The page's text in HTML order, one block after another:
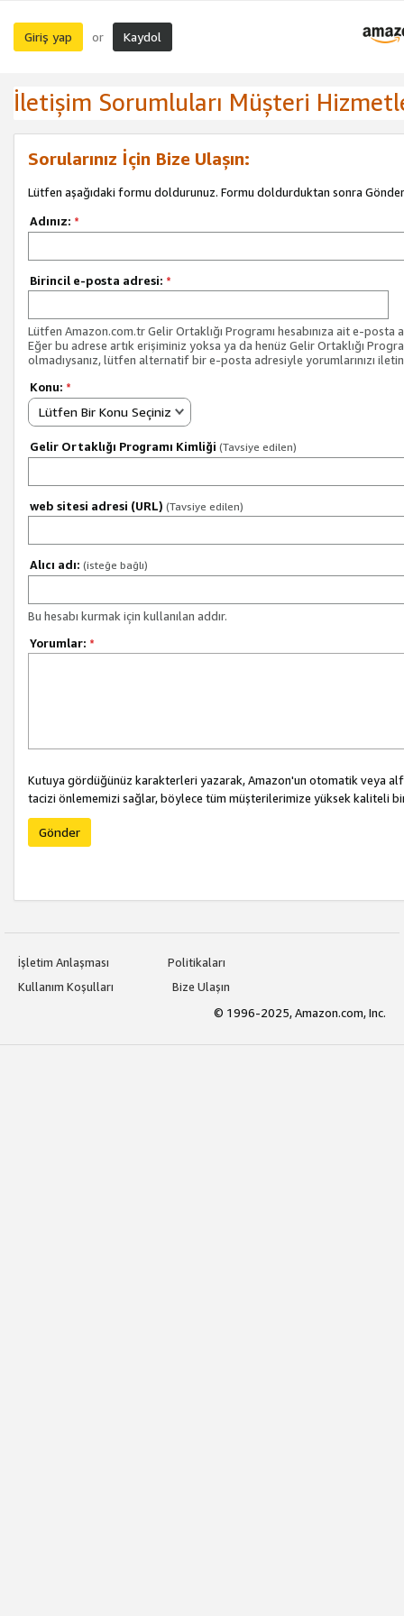
Giriş yap or Kaydol
İletişim Sorumluları Müşteri
Sorularınız İçin Bize Ulaşın:
Lütfen aşağıdaki formu doldurunuz. Formu doldurduktan sonra Gönder
Adınız: *
Birincil e-posta adresi: *
Lütfen Amazon.com.tr Gelir Ortaklığı Programı hesabınıza ait e-posta
Eğer bu adrese artık erişiminiz yoksa ya da henüz Gelir Ortaklığı
olmadıysanız, lütfen alternatif bir e-posta adresiyle yorumlarınızı
Konu: *
Lütfen Bir Konu Seçiniz
Gelir Ortaklığı Programı Kimliği (Tavsiye edilen)
web sitesi adresi (URL) (Tavsiye edilen)
Alıcı adı: (isteğe bağlı)
Bu hesabı kurmak için kullanılan addır.
Yorumlar: *
Kutuya gördüğünüz karakterleri yazarak, Amazon'un otomatik veya
tacizi önlememizi sağlar, böylece tüm müşterilerimize yüksek kaliteli
Gönder
İşletim Anlaşması
Politikaları
Kullanım Koşulları
Bize Ulaşın
© 1996-2025, Amazon.com, Inc.